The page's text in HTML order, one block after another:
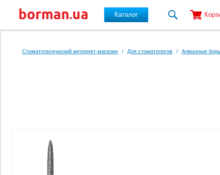
Каталог
Стоматологический интернет-магазин / Для стоматологов / Алмазные